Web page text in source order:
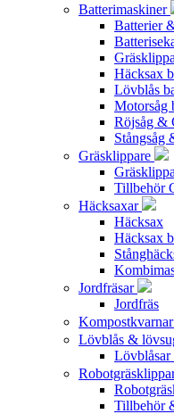
Batterimaskiner
Batterier
Häcksax
Lövblås
Motorsåg
Röjsåg &
Stångsåg
Gräsklippare
Tillbehör
Häcksaxar
Häcksax
Häcksax
Jordfräsar
Jordfräs
Kompostkvarnar
Lövblås &
Tillbehör